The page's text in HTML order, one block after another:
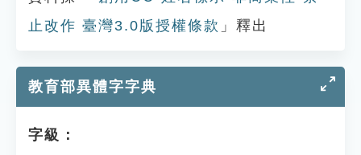
止改作 臺灣3.0版授權條款 」釋出
教育部異體字字典
字級：